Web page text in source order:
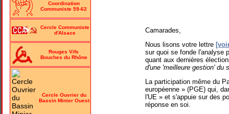
Coordination
Communiste 59-62
Cercle Communiste
d'Alsace
Rouges Vifs
Bouches du Rhône
Cercle Ouvrier du
Bassin Minier Ouest
Camarades,
Nous lisons votre lettre
sur quoi se fonde l'analyse
quant aux dernières
d'une 'meilleure gestion' du
La participation même du
européenne » (PGE) qui,
l'UE » et s'appuie sur des
réponse en soi.